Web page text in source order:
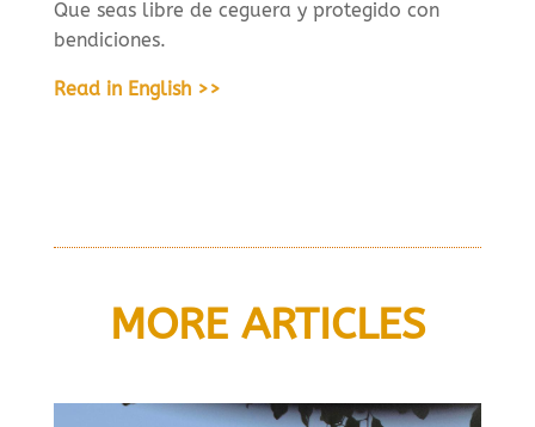
Que seas libre de ceguera y protegido con
bendiciones.
Read in English >>
MORE ARTICLES